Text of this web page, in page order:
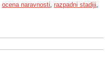
ocena naravnosti, razpadni stadiji,